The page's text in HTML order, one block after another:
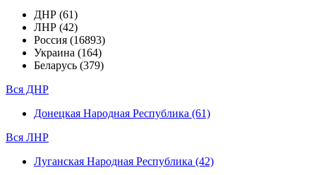
ДНР (61)
ЛНР (42)
Россия (16893)
Украина (164)
Беларусь (379)
Вся ДНР
Донецкая Народная Республика (61)
Вся ЛНР
Луганская Народная Республика (42)